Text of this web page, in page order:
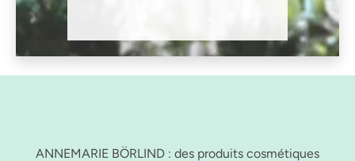
ANNEMARIE BÖRLIND : des produits cosmétiques